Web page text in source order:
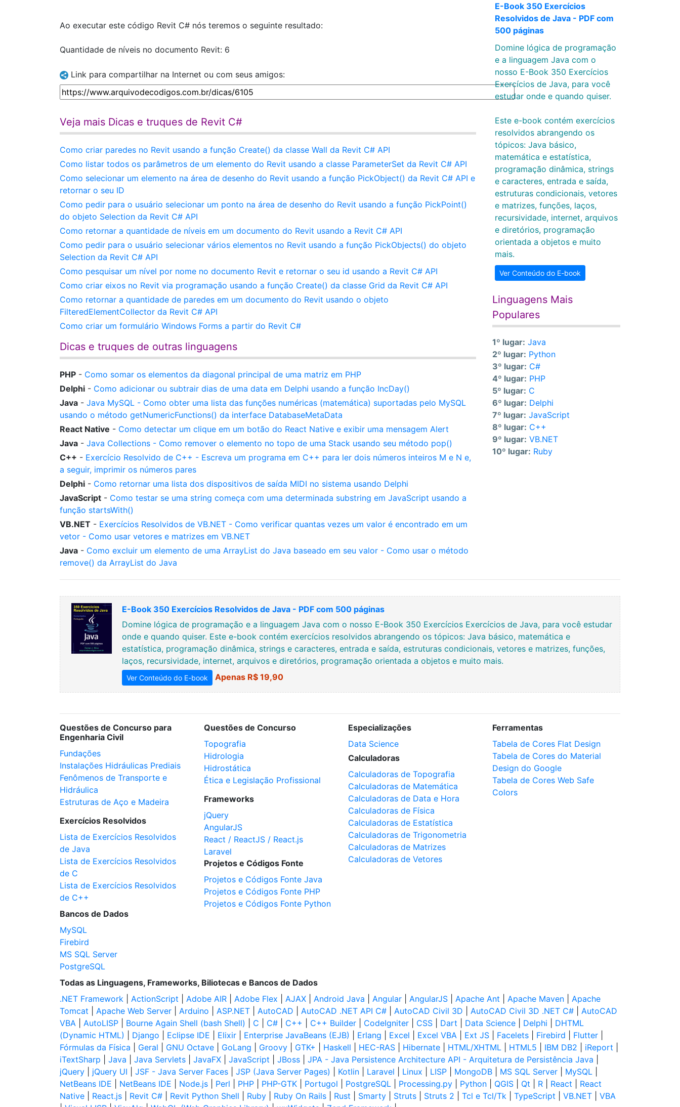
Ao executar este código Revit C# nós teremos o seguinte resultado:
Quantidade de níveis no documento Revit: 6
Link para compartilhar na Internet ou com seus amigos:
Veja mais Dicas e truques de Revit C#
Como criar paredes no Revit usando a função Create() da classe Wall da Revit C# API
Como listar todos os parâmetros de um elemento do Revit usando a classe ParameterSet da Revit C# API
Como selecionar um elemento na área de desenho do Revit usando a função PickObject() da Revit C# API e
retornar o seu ID
Como pedir para o usuário selecionar um ponto na área de desenho do Revit usando a função PickPoint()
do objeto Selection da Revit C# API
Como retornar a quantidade de níveis em um documento do Revit usando a Revit C# API
Como pedir para o usuário selecionar vários elementos no Revit usando a função PickObjects() do objeto
Selection da Revit C# API
Como pesquisar um nível por nome no documento Revit e retornar o seu id usando a Revit C# API
Como criar eixos no Revit via programação usando a função Create() da classe Grid da Revit C# API
Como retornar a quantidade de paredes em um documento do Revit usando o objeto
FilteredElementCollector da Revit C# API
Como criar um formulário Windows Forms a partir do Revit C#
Dicas e truques de outras linguagens
PHP - Como somar os elementos da diagonal principal de uma matriz em PHP
Delphi - Como adicionar ou subtrair dias de uma data em Delphi usando a função IncDay()
Java - Java MySQL - Como obter uma lista das funções numéricas (matemática) suportadas pelo MySQL
usando o método getNumericFunctions() da interface DatabaseMetaData
React Native - Como detectar um clique em um botão do React Native e exibir uma mensagem Alert
Java - Java Collections - Como remover o elemento no topo de uma Stack usando seu método pop()
C++ - Exercício Resolvido de C++ - Escreva um programa em C++ para ler dois números inteiros M e N e,
a seguir, imprimir os números pares
Delphi - Como retornar uma lista dos dispositivos de saída MIDI no sistema usando Delphi
JavaScript - Como testar se uma string começa com uma determinada substring em JavaScript usando a
função startsWith()
VB.NET - Exercícios Resolvidos de VB.NET - Como verificar quantas vezes um valor é encontrado em um
vetor - Como usar vetores e matrizes em VB.NET
Java - Como excluir um elemento de uma ArrayList do Java baseado em seu valor - Como usar o método
remove() da ArrayList do Java
E-Book 350 Exercícios
Resolvidos de Java - PDF com
500 páginas
Domine lógica de programação
e a linguagem Java com o
nosso E-Book 350 Exercícios
Exercícios de Java, para você
estudar onde e quando quiser.
Este e-book contém exercícios
resolvidos abrangendo os
tópicos: Java básico,
matemática e estatística,
programação dinâmica, strings
e caracteres, entrada e saída,
estruturas condicionais, vetores
e matrizes, funções, laços,
recursividade, internet, arquivos
e diretórios, programação
orientada a objetos e muito
mais.
Ver Conteúdo do E-book
Linguagens Mais
Populares
1º lugar: Java
2º lugar: Python
3º lugar: C#
4º lugar: PHP
5º lugar: C
6º lugar: Delphi
7º lugar: JavaScript
8º lugar: C++
9º lugar: VB.NET
10º lugar: Ruby
E-Book 350 Exercícios Resolvidos de Java - PDF com 500 páginas
Domine lógica de programação e a linguagem Java com o nosso E-Book 350 Exercícios Exercícios de Java, para você estudar
onde e quando quiser. Este e-book contém exercícios resolvidos abrangendo os tópicos: Java básico, matemática e
estatística, programação dinâmica, strings e caracteres, entrada e saída, estruturas condicionais, vetores e matrizes, funções,
laços, recursividade, internet, arquivos e diretórios, programação orientada a objetos e muito mais.
Ver Conteúdo do E-book Apenas R$ 19,90
Questões de Concurso para
Engenharia Civil
Fundações
Instalações Hidráulicas Prediais
Fenômenos de Transporte e
Hidráulica
Estruturas de Aço e Madeira
Exercícios Resolvidos
Lista de Exercícios Resolvidos
de Java
Lista de Exercícios Resolvidos
de C
Lista de Exercícios Resolvidos
de C++
Bancos de Dados
MySQL
Firebird
MS SQL Server
PostgreSQL
Questões de Concurso
Topografia
Hidrologia
Hidrostática
Ética e Legislação Profissional
Frameworks
jQuery
AngularJS
React / ReactJS / React.js
Laravel
Projetos e Códigos Fonte
Projetos e Códigos Fonte Java
Projetos e Códigos Fonte PHP
Projetos e Códigos Fonte Python
Especializações
Data Science
Calculadoras
Calculadoras de Topografia
Calculadoras de Matemática
Calculadoras de Data e Hora
Calculadoras de Física
Calculadoras de Estatística
Calculadoras de Trigonometria
Calculadoras de Matrizes
Calculadoras de Vetores
Ferramentas
Tabela de Cores Flat Design
Tabela de Cores do Material
Design do Google
Tabela de Cores Web Safe
Colors
Todas as Linguagens, Frameworks, Biliotecas e Bancos de Dados
.NET Framework
ActionScript Adobe AIR Adobe Flex AJAX Android Java Angular AngularJS Apache Ant Apache Maven
Apache
Tomcat
Apache Web Server Arduino ASP.NET AutoCAD AutoCAD .NET API C# AutoCAD Civil 3D AutoCAD Civil 3D .NET C#
AutoCAD
VBA
AutoLISP Bourne Again Shell (bash Shell) C C# C++ C++ Builder CodeIgniter CSS Dart Data Science Delphi
DHTML
(Dynamic HTML)
Django Eclipse IDE Elixir Enterprise JavaBeans (EJB) Erlang Excel Excel VBA Ext JS Facelets Firebird Flutter
Fórmulas da Física
Geral GNU Octave GoLang Groovy GTK+ Haskell HEC-RAS Hibernate HTML/XHTML HTML5 IBM DB2 iReport
iTextSharp
Java Java Servlets JavaFX JavaScript JBoss JPA - Java Persistence Architecture API - Arquitetura de Persistência Java
jQuery
jQuery UI JSF - Java Server Faces JSP (Java Server Pages) Kotlin Laravel Linux LISP MongoDB MS SQL Server MySQL
NetBeans IDE
NetBeans IDE Node.js Perl PHP PHP-GTK Portugol PostgreSQL Processing.py Python QGIS Qt R React
React
Native
React.js Revit C# Revit Python Shell Ruby Ruby On Rails Rust Smarty Struts Struts 2 Tcl e Tcl/Tk TypeScript VB.NET
VBA